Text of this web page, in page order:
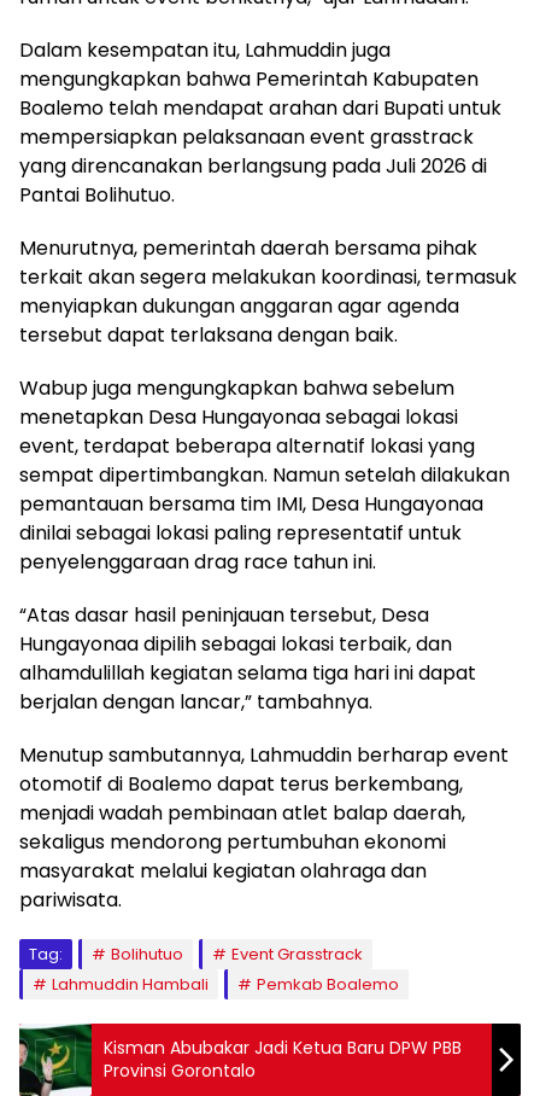
Dalam kesempatan itu, Lahmuddin juga
mengungkapkan bahwa Pemerintah Kabupaten
Boalemo telah mendapat arahan dari Bupati untuk
mempersiapkan pelaksanaan event grasstrack
yang direncanakan berlangsung pada Juli 2026 di
Pantai Bolihutuo.
Menurutnya, pemerintah daerah bersama pihak
terkait akan segera melakukan koordinasi, termasuk
menyiapkan dukungan anggaran agar agenda
tersebut dapat terlaksana dengan baik.
Wabup juga mengungkapkan bahwa sebelum
menetapkan Desa Hungayonaa sebagai lokasi
event, terdapat beberapa alternatif lokasi yang
sempat dipertimbangkan. Namun setelah dilakukan
pemantauan bersama tim IMI, Desa Hungayonaa
dinilai sebagai lokasi paling representatif untuk
penyelenggaraan drag race tahun ini.
“Atas dasar hasil peninjauan tersebut, Desa
Hungayonaa dipilih sebagai lokasi terbaik, dan
alhamdulillah kegiatan selama tiga hari ini dapat
berjalan dengan lancar,” tambahnya.
Menutup sambutannya, Lahmuddin berharap event
otomotif di Boalemo dapat terus berkembang,
menjadi wadah pembinaan atlet balap daerah,
sekaligus mendorong pertumbuhan ekonomi
masyarakat melalui kegiatan olahraga dan
pariwisata.
Tag: Bolihutuo
Event Grasstrack
Lahmuddin Hambali
Pemkab Boalemo
Kisman Abubakar Jadi Ketua Baru DPW PBB
Provinsi Gorontalo